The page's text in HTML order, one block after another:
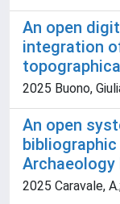
An open
integration
2025 Buono,
An open
Archaeology
2025 Caravale,